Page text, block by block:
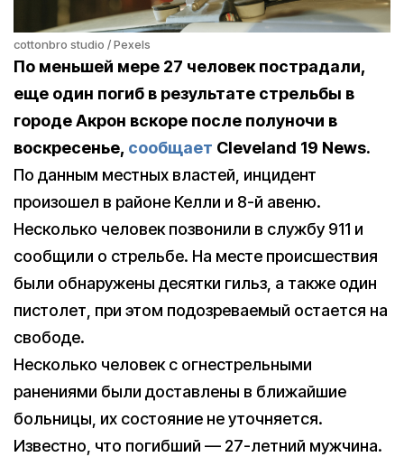
cottonbro studio / Pexels
По меньшей мере 27 человек пострадали,
еще один погиб в результате стрельбы в
городе Акрон вскоре после полуночи в
воскресенье, сообщает Cleveland 19 News.
По данным местных властей, инцидент
произошел в районе Келли и 8-й авеню.
Несколько человек позвонили в службу 911 и
сообщили о стрельбе. На месте происшествия
были обнаружены десятки гильз, а также один
пистолет, при этом подозреваемый остается на
свободе.
Несколько человек с огнестрельными
ранениями были доставлены в ближайшие
больницы, их состояние не уточняется.
Известно, что погибший — 27-летний мужчина.